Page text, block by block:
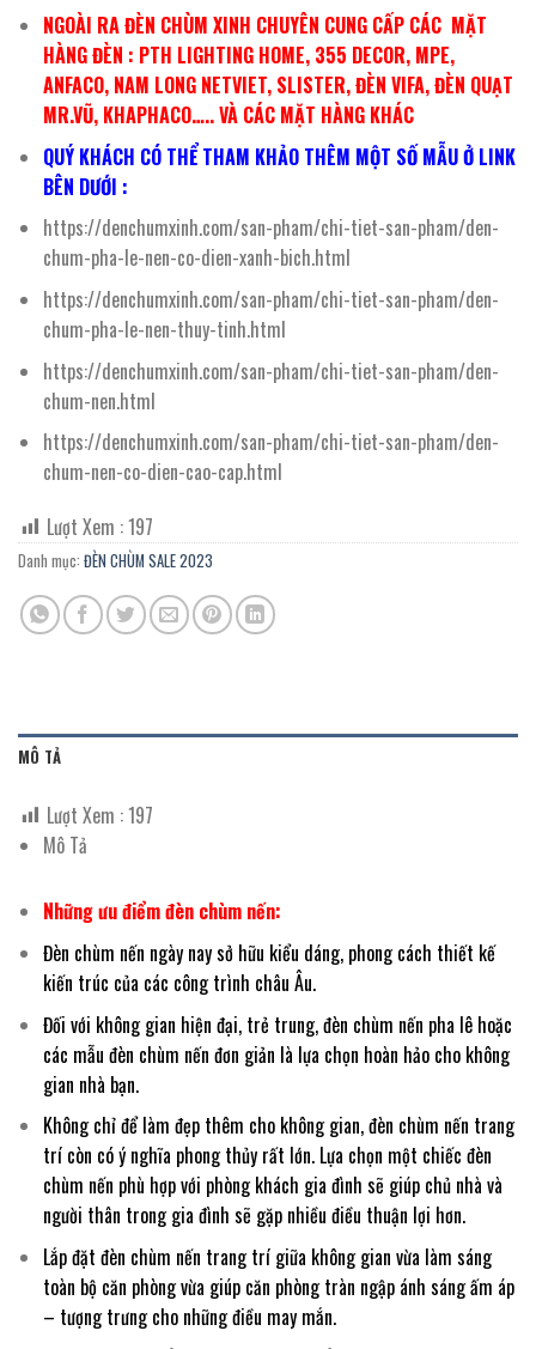
NGOÀI RA ĐÈN CHÙM XINH CHUYÊN CUNG CẤP CÁC MẶT
HÀNG ĐÈN : PTH LIGHTING HOME, 355 DECOR, MPE,
ANFACO, NAM LONG NETVIET, SLISTER, ĐÈN VIFA, ĐÈN QUẠT
MR.VŨ, KHAPHACO….. VÀ CÁC MẶT HÀNG KHÁC
QUÝ KHÁCH CÓ THỂ THAM KHẢO THÊM MỘT SỐ MẪU Ở LINK
BÊN DƯỚI :
https://denchumxinh.com/san-pham/chi-tiet-san-pham/den-
chum-pha-le-nen-co-dien-xanh-bich.html
https://denchumxinh.com/san-pham/chi-tiet-san-pham/den-
chum-pha-le-nen-thuy-tinh.html
https://denchumxinh.com/san-pham/chi-tiet-san-pham/den-
chum-nen.html
https://denchumxinh.com/san-pham/chi-tiet-san-pham/den-
chum-nen-co-dien-cao-cap.html
Lượt Xem :197
Danh mục: ĐÈN CHÙM SALE 2023
MÔ TẢ
Lượt Xem :197
Mô Tả
Những ưu điểm đèn chùm nến:
Đèn chùm nến ngày nay sở hữu kiểu dáng, phong cách thiết kế
kiến trúc của các công trình châu Âu.
Đối với không gian hiện đại, trẻ trung, đèn chùm nến pha lê hoặc
các mẫu đèn chùm nến đơn giản là lựa chọn hoàn hảo cho không
gian nhà bạn.
Không chỉ để làm đẹp thêm cho không gian, đèn chùm nến trang
trí còn có ý nghĩa phong thủy rất lớn. Lựa chọn một chiếc đèn
chùm nến phù hợp với phòng khách gia đình sẽ giúp chủ nhà và
người thân trong gia đình sẽ gặp nhiều điều thuận lợi hơn.
Lắp đặt đèn chùm nến trang trí giữa không gian vừa làm sáng
toàn bộ căn phòng vừa giúp căn phòng tràn ngập ánh sáng ấm áp
– tượng trưng cho những điều may mắn.